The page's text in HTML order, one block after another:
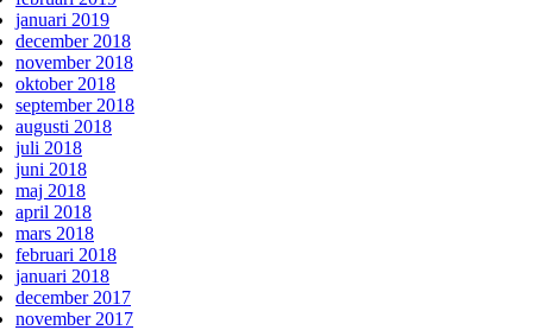
januari 2019
december 2018
november 2018
oktober 2018
september 2018
augusti 2018
juli 2018
juni 2018
maj 2018
april 2018
mars 2018
februari 2018
januari 2018
december 2017
november 2017